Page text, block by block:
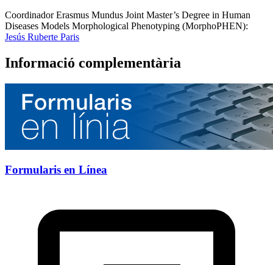
Coordinador Erasmus Mundus Joint Master’s Degree in Human
Diseases Models Morphological Phenotyping (MorphoPHEN):
Jesús Ruberte Paris
Informació complementària
Formularis en Línea